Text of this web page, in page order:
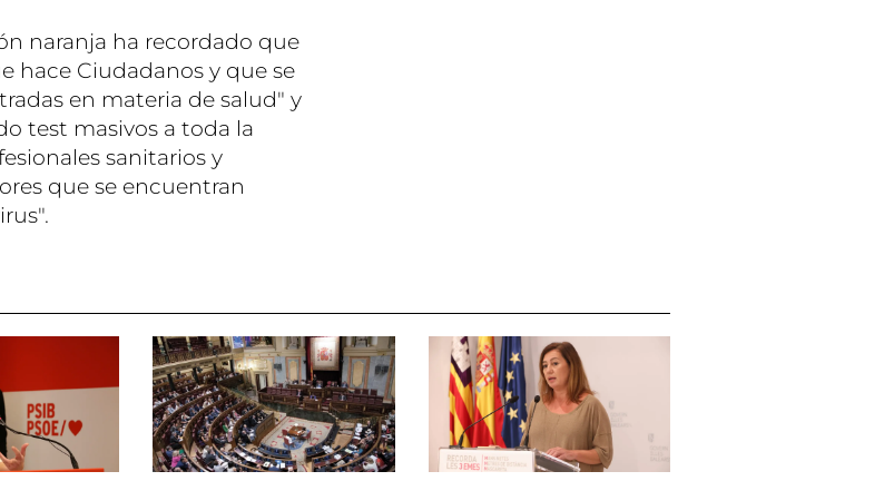
naranja ha recordado que
hace Ciudadanos y que se
en materia de salud" y
test masivos a toda la
sanitarios y
que se encuentran